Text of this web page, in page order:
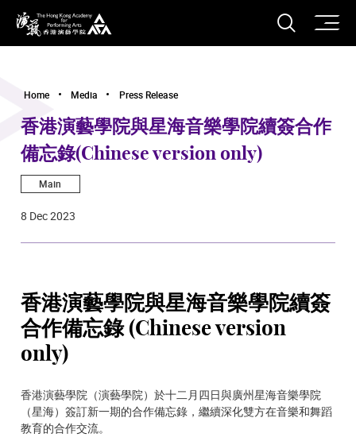
The Hong Kong Academy for Performing Arts
Open
Home Media Press Release
香港演藝學院與星海音樂學院續簽合作
備忘錄(Chinese version only)
Main
8 Dec 2023
香港演藝學院與星海音樂學院續簽
合作備忘錄 (Chinese version
only)
香港演藝學院（演藝學院）於十二月四日與廣州星海音樂學院
（星海）簽訂新一期的合作備忘錄，繼續深化雙方在音樂和舞蹈
教育的合作交流。